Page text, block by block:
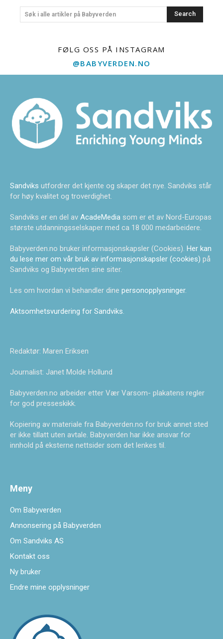
Søk i alle artikler på Babyverden Search
FØLG OSS PÅ INSTAGRAM
@BABYVERDEN.NO
Sandviks utfordrer det kjente og skaper det nye. Sandviks står
for høy kvalitet og troverdighet.
Sandviks er en del av AcadeMedia som er et av Nord-Europas
største utdanningsselskaper med ca 18 000 medarbeidere.
Babyverden.no bruker informasjonskapsler (Cookies). Her kan
du lese mer om vår bruk av informasjonskapsler (cookies) på
Sandviks og Babyverden sine siter.
Les om hvordan vi behandler dine personopplysninger.
Aktsomhetsvurdering for Sandviks.
Redaktør: Maren Eriksen
Journalist: Janet Molde Hollund
Babyverden.no arbeider etter Vær Varsom- plakatens regler
for god presseskikk.
Kopiering av materiale fra Babyverden.no for bruk annet sted
er ikke tillatt uten avtale. Babyverden har ikke ansvar for
innhold på eksterne nettsider som det lenkes til.
Meny
Om Babyverden
Annonsering på Babyverden
Om Sandviks AS
Kontakt oss
Ny bruker
Endre mine opplysninger